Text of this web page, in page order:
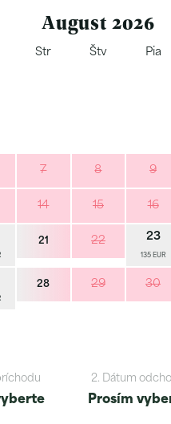
August 2026
Str Štv Pia
7 8 9
14 15 16
21 22 23
135 EUR
28 29 30
2. Dátum
Prosím